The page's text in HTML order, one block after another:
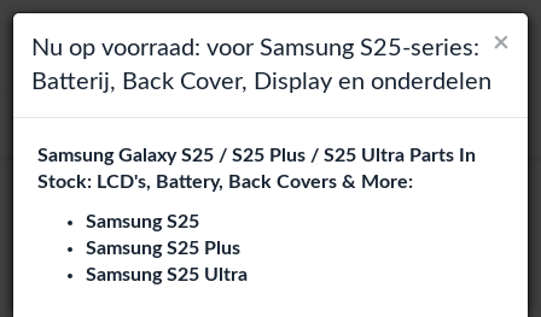
×
Kies je taal
Het lijkt erop dat je inVerenigde Statenbent.
Bezoeken.phone-city.nl
Blijf op deze site
Toggle navigation
zoeken
Login
Moto G34 onderdelen groothandel
12 artikelen
×
Nu op voorraad: voor Samsung S25-series:
Batterij, Back Cover, Display en onderdelen
Samsung Galaxy S25 / S25 Plus / S25 Ultra Parts In
Stock: LCD's, Battery, Back Covers & More:
Samsung S25
Samsung S25 Plus
Samsung S25 Ultra